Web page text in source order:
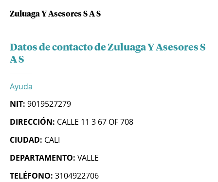
Zuluaga Y Asesores S A S
Datos de contacto de Zuluaga Y Asesores S
A S
Ayuda
NIT: 9019527279
DIRECCIÓN: CALLE 11 3 67 OF 708
CIUDAD: CALI
DEPARTAMENTO: VALLE
TELÉFONO: 3104922706